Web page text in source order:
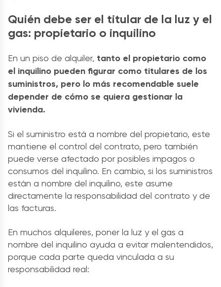
Quién debe ser el titular de la luz y el
gas: propietario o inquilino
En un piso de alquiler, tanto el propietario como
el inquilino pueden figurar como titulares de los
suministros, pero lo más recomendable suele
depender de cómo se quiera gestionar la
vivienda.
Si el suministro está a nombre del propietario, este
mantiene el control del contrato, pero también
puede verse afectado por posibles impagos o
consumos del inquilino. En cambio, si los suministros
están a nombre del inquilino, este asume
directamente la responsabilidad del contrato y de
las facturas.
En muchos alquileres, poner la luz y el gas a
nombre del inquilino ayuda a evitar malentendidos,
porque cada parte queda vinculada a su
responsabilidad real: